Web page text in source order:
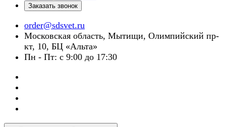
Заказать звонок
order@sdsvet.ru
Московская область, Мытищи, Олимпийский пр-
кт, 10, БЦ «Альта»
Пн - Пт: с 9:00 до 17:30